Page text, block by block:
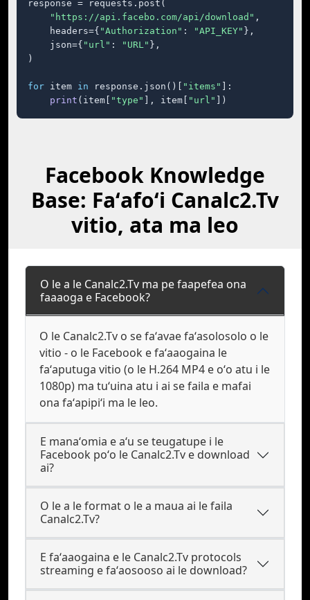
response = requests.post(
"https://api.facebo.com/api/download" ,
    headers={
"Authorization" : "API_KEY" },
    json={
"url" : "URL" },
)
for item in response.json()[ "items"
]:
print (item[ "type" ], item[ "url" ])
Facebook Knowledge
Base: Faʻafoʻi Canalc2.Tv
vitio, ata ma leo
O le a le Canalc2.Tv ma pe faapefea ona
faaaoga e Facebook?
O le Canalc2.Tv o se faʻavae faʻasolosolo o le
vitio - o le Facebook e faʻaaogaina le
faʻaputuga vitio (o le H.264 MP4 e oʻo atu i le
1080p) ma tuʻuina atu i ai se faila e mafai
ona faʻapipiʻi ma le leo.
E manaʻomia e aʻu se teugatupe i le
Facebook poʻo le Canalc2.Tv e download
ai?
O le a le format o le a maua ai le faila
Canalc2.Tv?
E faʻaaogaina e le Canalc2.Tv protocols
streaming e faʻaosooso ai le download?